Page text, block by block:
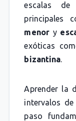
escalas
principales
menory
exóticas
bizantina.
Aprender la
intervalos
paso